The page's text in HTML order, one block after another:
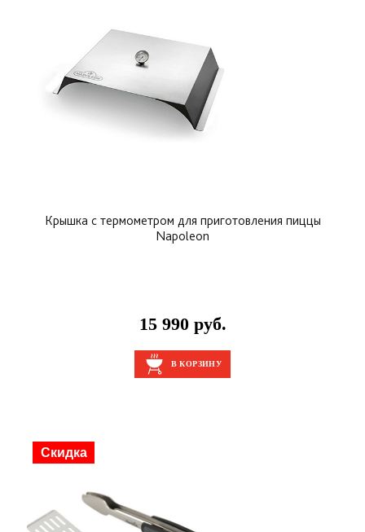
Крышка с термометром для приготовления пиццы
Napoleon
15 990 руб.
В КОРЗИНУ
Скидка